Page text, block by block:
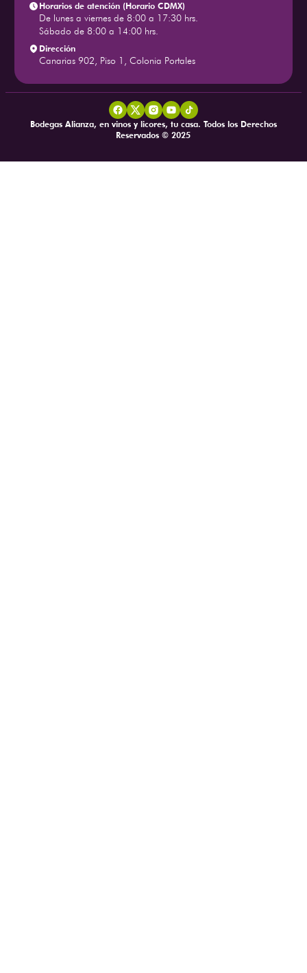
Horarios de atención (Horario CDMX)
De lunes a viernes de 8:00 a 17:30 hrs.
Sábado de 8:00 a 14:00 hrs.
Dirección
Canarias 902, Piso 1, Colonia Portales
Bodegas Alianza, en vinos y licores, tu casa. Todos los Derechos
Reservados © 2025